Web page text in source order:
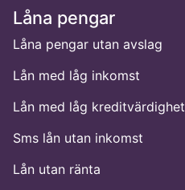
Låna pengar
Låna pengar utan avslag
Lån med låg inkomst
Lån med låg kreditvärdighet
Sms lån utan inkomst
Lån utan ränta